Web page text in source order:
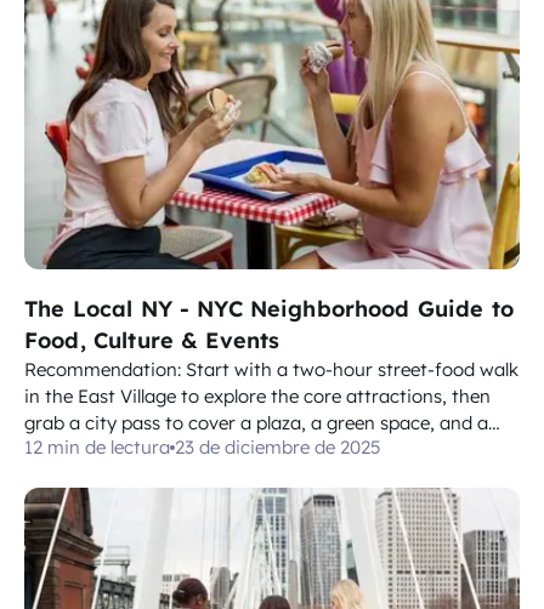
The Local NY - NYC Neighborhood Guide to
Food, Culture & Events
Recommendation: Start with a two-hour street-food walk
in the East Village to explore the core attractions, then
grab a city pass to cover a plaza, a green space, and a
few cross-streets in one afternoon. Our collection of NYC
events intersect....
12 min de lectura 23 de diciembre de 2025